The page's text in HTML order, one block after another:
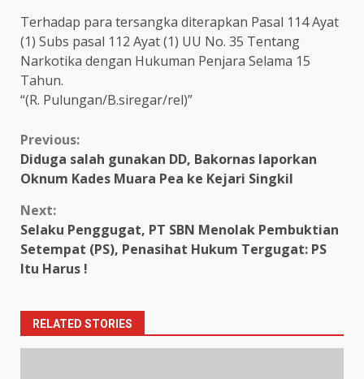
Terhadap para tersangka diterapkan Pasal 114 Ayat
(1) Subs pasal 112 Ayat (1) UU No. 35 Tentang
Narkotika dengan Hukuman Penjara Selama 15
Tahun.
“(R. Pulungan/B.siregar/rel)”
Continue
Reading
Previous:
Diduga salah gunakan DD, Bakornas laporkan
Oknum Kades Muara Pea ke Kejari Singkil
Next:
Selaku Penggugat, PT SBN Menolak Pembuktian
Setempat (PS), Penasihat Hukum Tergugat: PS
Itu Harus !
RELATED STORIES